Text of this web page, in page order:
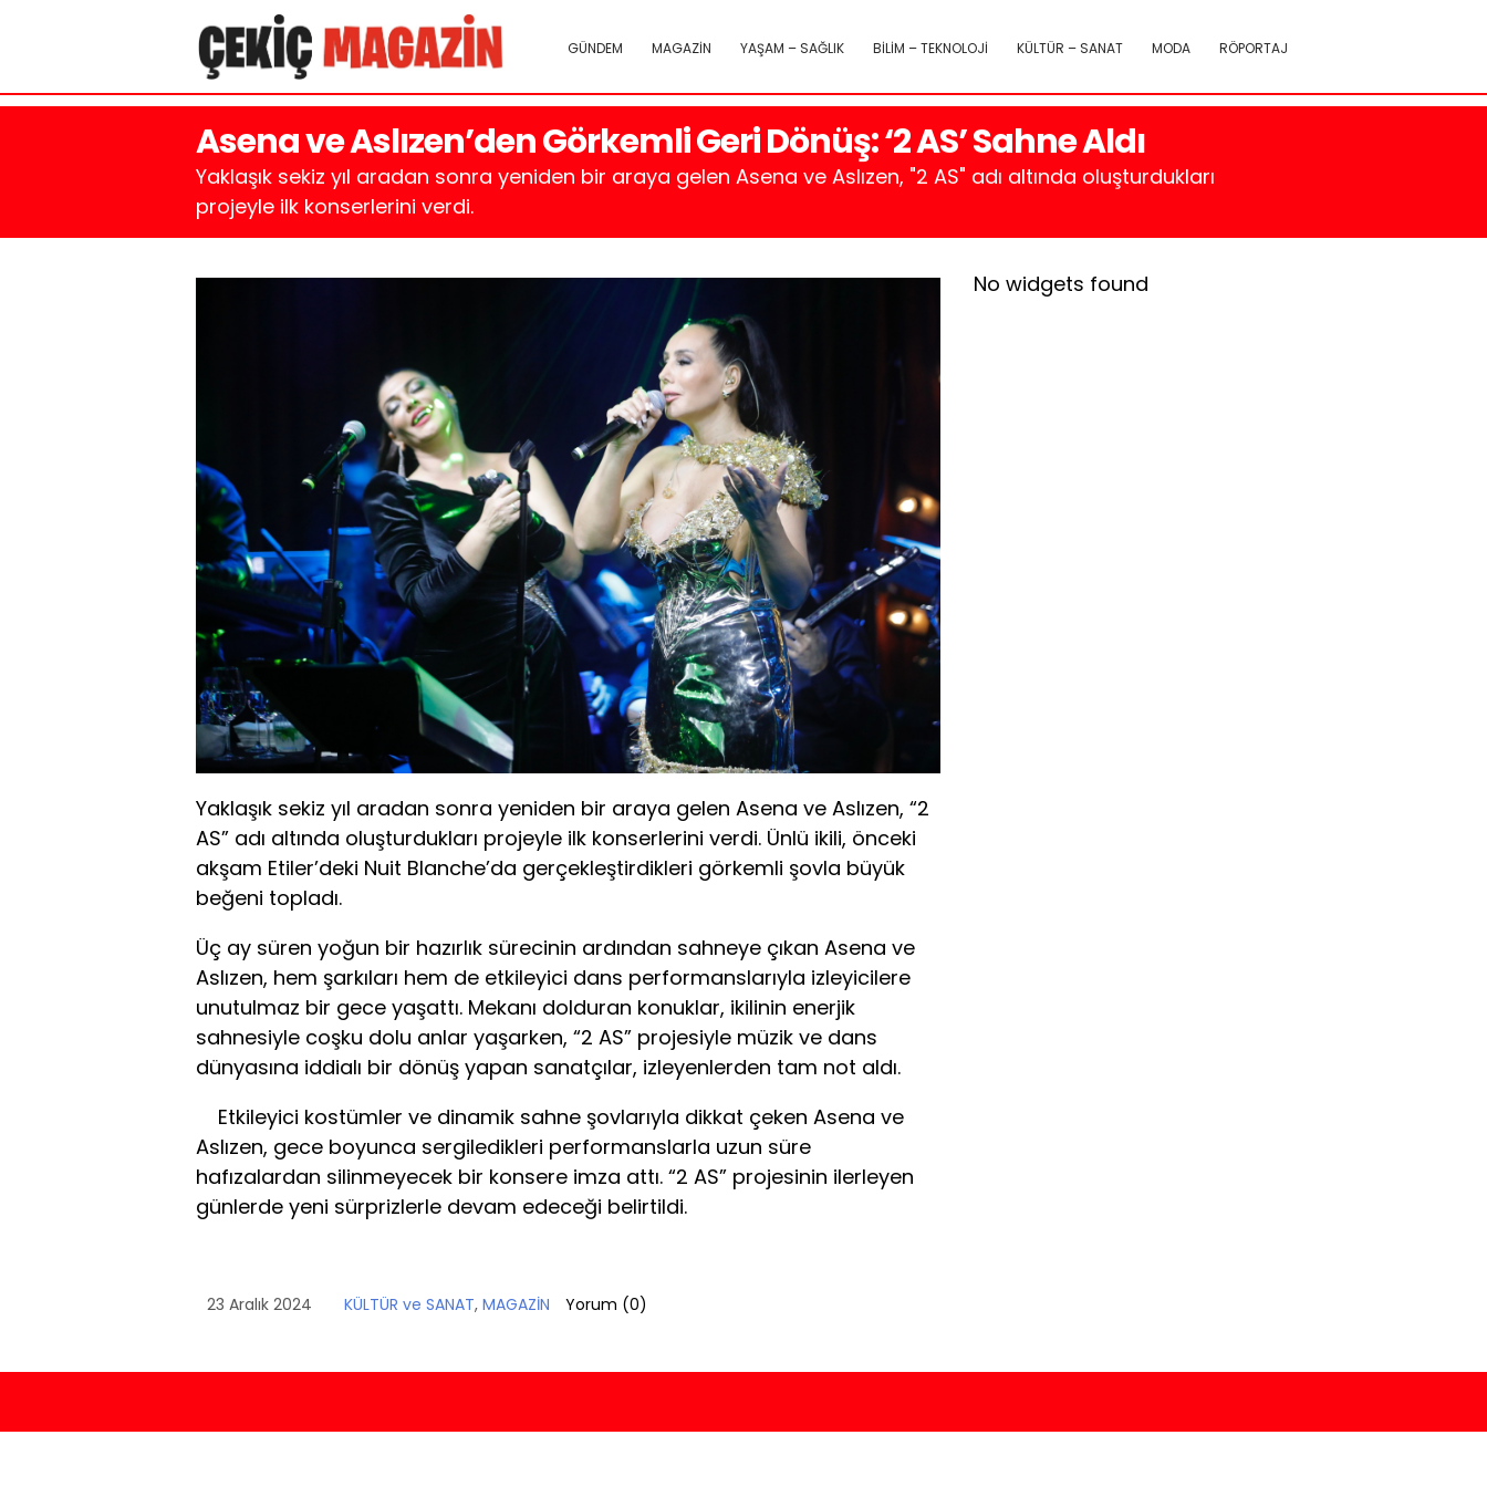
GÜNDEM MAGAZİN YAŞAM – SAĞLIK BİLİM – TEKNOLOJİ KÜLTÜR – SANAT MODA RÖPORTAJ
Asena ve Aslızen’den Görkemli Geri Dönüş: ‘2 AS’ Sahne Aldı
Yaklaşık sekiz yıl aradan sonra yeniden bir araya gelen Asena ve Aslızen, "2 AS" adı altında oluşturdukları
projeyle ilk konserlerini verdi.
Yaklaşık sekiz yıl aradan sonra yeniden bir araya gelen Asena ve Aslızen, “2
AS” adı altında oluşturdukları projeyle ilk konserlerini verdi. Ünlü ikili, önceki
akşam Etiler’deki Nuit Blanche’da gerçekleştirdikleri görkemli şovla büyük
beğeni topladı.
Üç ay süren yoğun bir hazırlık sürecinin ardından sahneye çıkan Asena ve
Aslızen, hem şarkıları hem de etkileyici dans performanslarıyla izleyicilere
unutulmaz bir gece yaşattı. Mekanı dolduran konuklar, ikilinin enerjik
sahnesiyle coşku dolu anlar yaşarken, “2 AS” projesiyle müzik ve dans
dünyasına iddialı bir dönüş yapan sanatçılar, izleyenlerden tam not aldı.
Etkileyici kostümler ve dinamik sahne şovlarıyla dikkat çeken Asena ve
Aslızen, gece boyunca sergiledikleri performanslarla uzun süre
hafızalardan silinmeyecek bir konsere imza attı. “2 AS” projesinin ilerleyen
günlerde yeni sürprizlerle devam edeceği belirtildi.
23 Aralık 2024 KÜLTÜR ve SANAT, MAGAZİN Yorum (0)
No widgets found